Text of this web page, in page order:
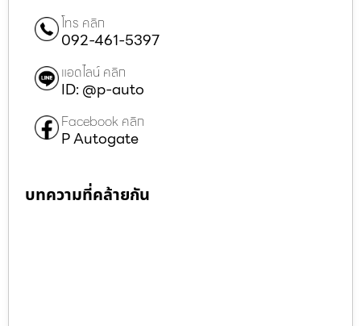
โทร คลิก
092-461-5397
แอดไลน์ คลิก
ID: @p-auto
Facebook คลิก
P Autogate
บทความที่คล้ายกัน